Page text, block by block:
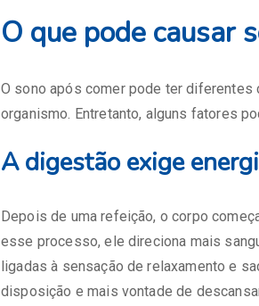
O que pode causar
O sono após comer pode ter diferentes
organismo. Entretanto, alguns fatores
A digestão exige
Depois de uma refeição, o corpo
esse processo, ele direciona mais
ligadas à sensação de relaxamento e
disposição e mais vontade de